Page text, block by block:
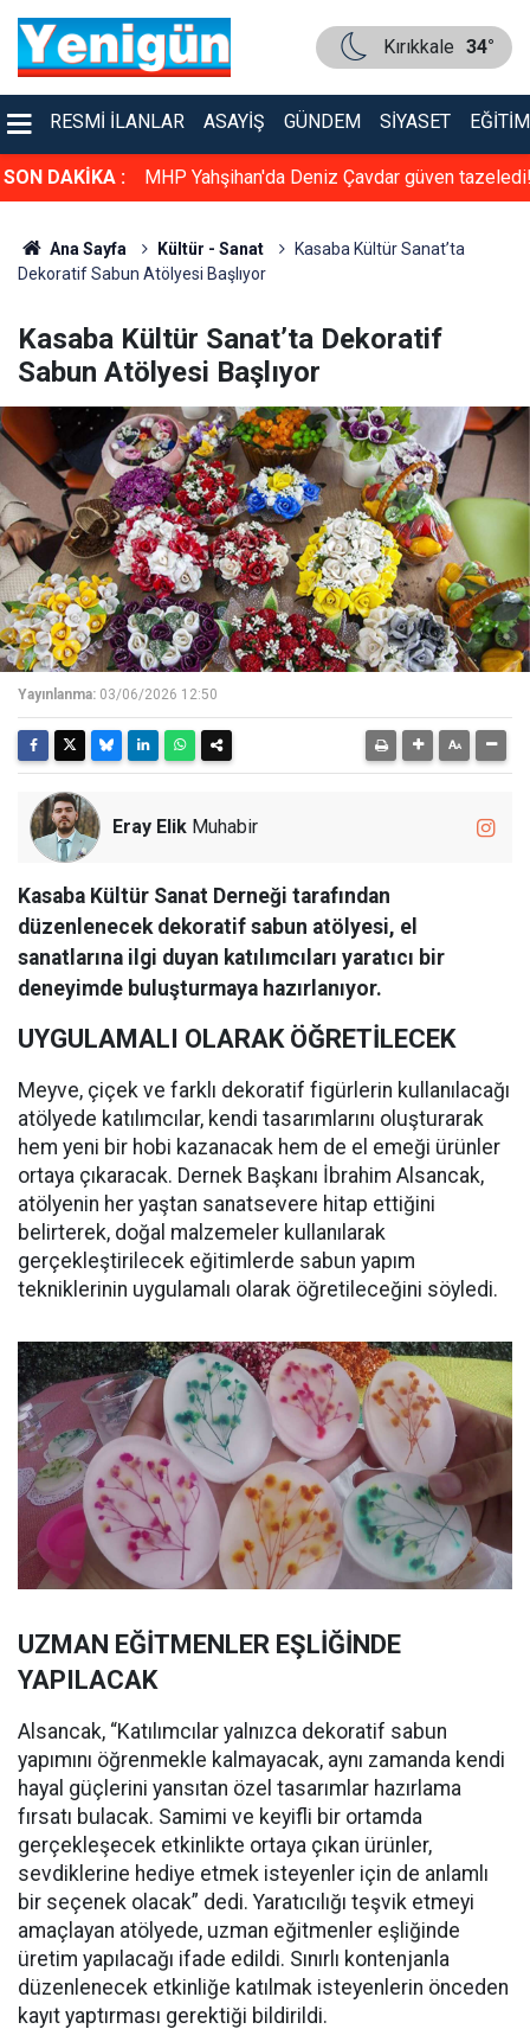
Kırıkkale 34°
RESMI İLANLAR ASAYIŞ GÜNDEM SIYASET EĞITIM
SON DAKİKA :
tazeledi! Konser gibi sünnet düğünü: Kırıkkale bu
Ana Sayfa Kültür - Sanat
Kasaba Kültür Sanat’ta
Dekoratif Sabun Atölyesi Başlıyor
Kasaba Kültür Sanat’ta Dekoratif
Sabun Atölyesi Başlıyor
Yayınlanma: 03/06/2026 12:50
Eray Elik Muhabir
Kasaba Kültür Sanat Derneği tarafından
düzenlenecek dekoratif sabun atölyesi, el
sanatlarına ilgi duyan katılımcıları yaratıcı bir
deneyimde buluşturmaya hazırlanıyor.
UYGULAMALI OLARAK ÖĞRETİLECEK
Meyve, çiçek ve farklı dekoratif figürlerin kullanılacağı
atölyede katılımcılar, kendi tasarımlarını oluşturarak
hem yeni bir hobi kazanacak hem de el emeği ürünler
ortaya çıkaracak. Dernek Başkanı İbrahim Alsancak,
atölyenin her yaştan sanatsevere hitap ettiğini
belirterek, doğal malzemeler kullanılarak
gerçekleştirilecek eğitimlerde sabun yapım
tekniklerinin uygulamalı olarak öğretileceğini söyledi.
UZMAN EĞİTMENLER EŞLİĞİNDE
YAPILACAK
Alsancak, “Katılımcılar yalnızca dekoratif sabun
yapımını öğrenmekle kalmayacak, aynı zamanda kendi
hayal güçlerini yansıtan özel tasarımlar hazırlama
fırsatı bulacak. Samimi ve keyifli bir ortamda
gerçekleşecek etkinlikte ortaya çıkan ürünler,
sevdiklerine hediye etmek isteyenler için de anlamlı
bir seçenek olacak” dedi. Yaratıcılığı teşvik etmeyi
amaçlayan atölyede, uzman eğitmenler eşliğinde
üretim yapılacağı ifade edildi. Sınırlı kontenjanla
düzenlenecek etkinliğe katılmak isteyenlerin önceden
kayıt yaptırması gerektiği bildirildi.